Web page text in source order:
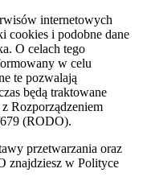
internetowych
cookies i podobne dane
O celach tego
w celu
te pozwalają
będą traktowane
Rozporządzeniem
(RODO).
przetwarzania oraz
znajdziesz w Polityce